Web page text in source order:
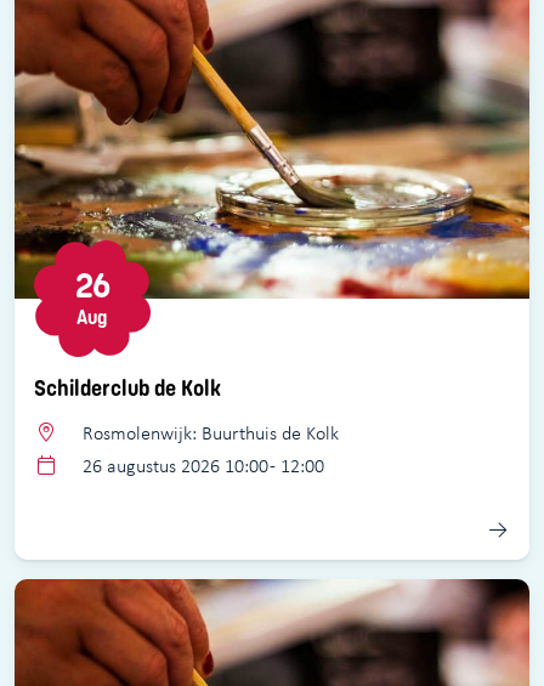
Schilderclub de Kolk
26
Aug
Rosmolenwijk: Buurthuis de Kolk
26 augustus 2026 10:00 - 12:00